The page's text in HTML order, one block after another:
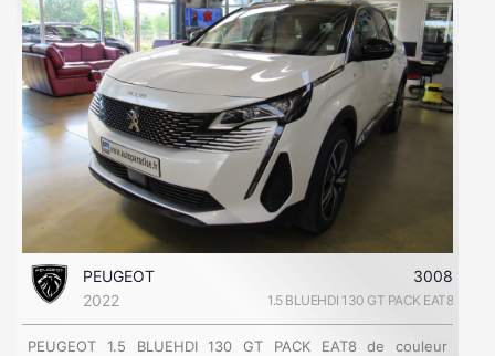
PEUGEOT
3008
2022
1.5 BLUEHDI 130 GT PACK EAT8
PEUGEOT 1.5 BLUEHDI 130 GT PACK EAT8 de couleur